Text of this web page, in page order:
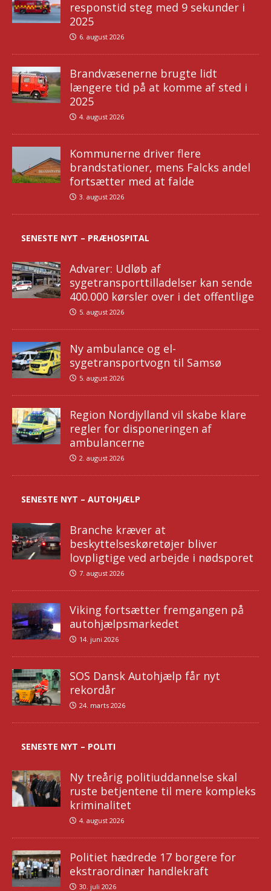
responstid steg med 9 sekunder i
2025
6. august 2026
Brandvæsenerne brugte lidt
længere tid på at komme af sted i
2025
4. august 2026
Kommunerne driver flere
brandstationer, mens Falcks andel
fortsætter med at falde
3. august 2026
SENESTE NYT – PRÆHOSPITAL
Advarer: Udløb af
sygetransporttilladelser kan sende
400.000 kørsler over i det offentlige
5. august 2026
Ny ambulance og el-
sygetransportvogn til Samsø
5. august 2026
Region Nordjylland vil skabe klare
regler for disponeringen af
ambulancerne
2. august 2026
SENESTE NYT – AUTOHJÆLP
Branche kræver at
beskyttelseskøretøjer bliver
lovpligtige ved arbejde i nødsporet
7. august 2026
Viking fortsætter fremgangen på
autohjælpsmarkedet
14. juni 2026
SOS Dansk Autohjælp får nyt
rekordår
24. marts 2026
SENESTE NYT – POLITI
Ny treårig politiuddannelse skal
ruste betjentene til mere kompleks
kriminalitet
4. august 2026
Politiet hædrede 17 borgere for
ekstraordinær handlekraft
30. juli 2026